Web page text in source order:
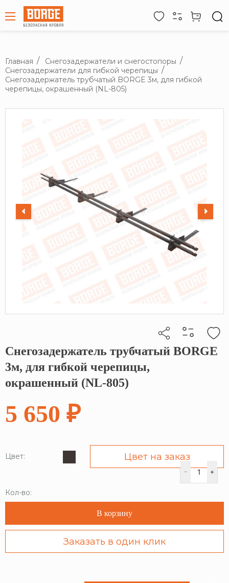
Главная
Снегозадержатели и снегостопоры
Снегозадержатели для гибкой черепицы
Снегозадержатель трубчатый BORGE 3м, для гибкой
черепицы, окрашенный (NL-805)
Кликните, чтобы скопировать прямую ссылку
Снегозадержатель трубчатый BORGE
3м, для гибкой черепицы,
окрашенный (NL-805)
5 650 ₽
Цвет: Цвет на заказ
Кол-во:
В корзину
Заказать в один клик